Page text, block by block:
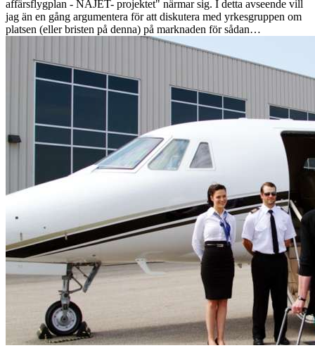
affärsflygplan - NAJET- projektet" närmar sig. I detta avseende vill
jag än en gång argumentera för att diskutera med yrkesgruppen om
platsen (eller bristen på denna) på marknaden för sådan…